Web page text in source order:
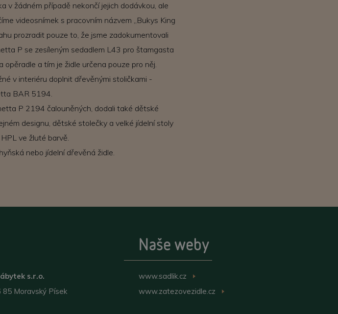
v žádném případě nekončí jejich dodávkou, ale
videosnímek s pracovním názvem „Bukys King
prozradit pouze to, že jsme zadokumentovali
P se zesíleným sedadlem L43 pro štamgasta
opěradle a tím je židle určena pouze pro něj.
v interiéru doplnit dřevěnými stoličkami -
BAR 5194.
P 2194 čalouněných, dodali také dětské
designu, dětské stolečky a velké jídelní stoly
ve žluté barvě.
nebo jídelní dřevěná židle.
s.r.o.
85 Moravský Písek
Naše weby
www.sadlik.cz
www.zatezovezidle.cz